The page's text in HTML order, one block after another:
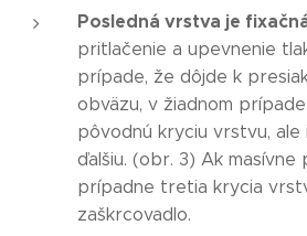
Posledná vrstva je
pritlačenie a upevnenie
prípade, že dôjde k
obväzu, v žiadnom
pôvodnú kryciu vrstvu,
ďalšiu. (obr. 3) Ak masívne
prípadne tretia krycia
zaškrcovadlo.